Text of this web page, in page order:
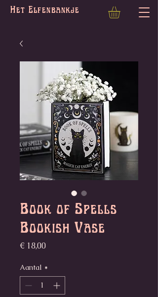
Het Elfenbankje
Book of Spells
Bookish Vase
€ 18,00Prijs
Aantal *